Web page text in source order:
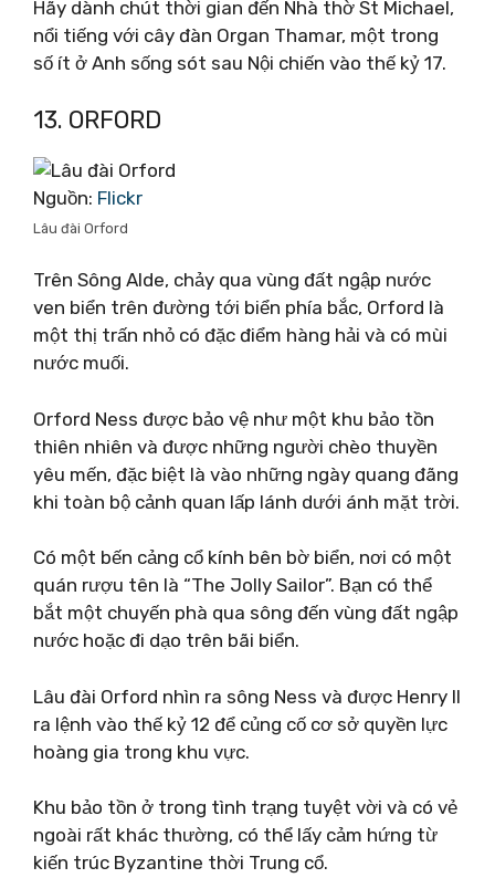
Hãy dành chút thời gian đến Nhà thờ St Michael,
nổi tiếng với cây đàn Organ Thamar, một trong
số ít ở Anh sống sót sau Nội chiến vào thế kỷ 17.
13. ORFORD
Nguồn: Flickr
Lâu đài Orford
Trên Sông Alde, chảy qua vùng đất ngập nước
ven biển trên đường tới biển phía bắc, Orford là
một thị trấn nhỏ có đặc điểm hàng hải và có mùi
nước muối.
Orford Ness được bảo vệ như một khu bảo tồn
thiên nhiên và được những người chèo thuyền
yêu mến, đặc biệt là vào những ngày quang đãng
khi toàn bộ cảnh quan lấp lánh dưới ánh mặt trời.
Có một bến cảng cổ kính bên bờ biển, nơi có một
quán rượu tên là “The Jolly Sailor”. Bạn có thể
bắt một chuyến phà qua sông đến vùng đất ngập
nước hoặc đi dạo trên bãi biển.
Lâu đài Orford nhìn ra sông Ness và được Henry II
ra lệnh vào thế kỷ 12 để củng cố cơ sở quyền lực
hoàng gia trong khu vực.
Khu bảo tồn ở trong tình trạng tuyệt vời và có vẻ
ngoài rất khác thường, có thể lấy cảm hứng từ
kiến ​​trúc Byzantine thời Trung cổ.